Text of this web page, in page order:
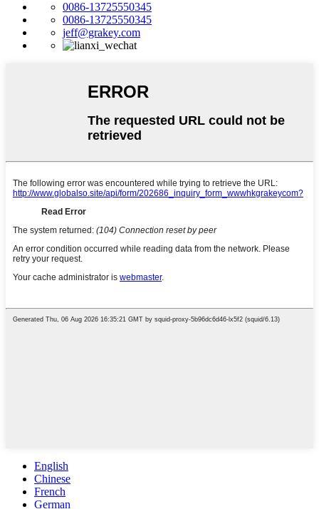
0086-13725550345
0086-13725550345
jeff@grakey.com
English
Chinese
French
German